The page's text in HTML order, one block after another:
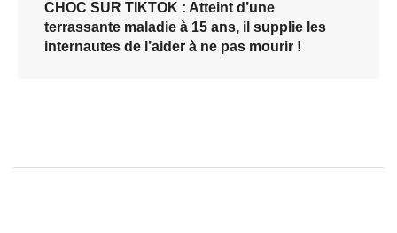
CHOC SUR TIKTOK : Atteint d’une
terrassante maladie à 15 ans, il supplie les
internautes de l’aider à ne pas mourir !